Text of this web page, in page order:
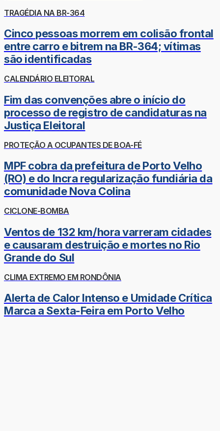
TRAGÉDIA NA BR-364
Cinco pessoas morrem em colisão frontal
entre carro e bitrem na BR-364; vítimas
são identificadas
CALENDÁRIO ELEITORAL
Fim das convenções abre o início do
processo de registro de candidaturas na
Justiça Eleitoral
PROTEÇÃO A OCUPANTES DE BOA-FÉ
MPF cobra da prefeitura de Porto Velho
(RO) e do Incra regularização fundiária da
comunidade Nova Colina
CICLONE-BOMBA
Ventos de 132 km/hora varreram cidades
e causaram destruição e mortes no Rio
Grande do Sul
CLIMA EXTREMO EM RONDÔNIA
Alerta de Calor Intenso e Umidade Crítica
Marca a Sexta-Feira em Porto Velho